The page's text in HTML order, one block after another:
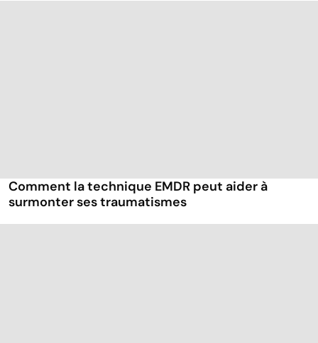
Comment la technique EMDR peut aider à
surmonter ses traumatismes